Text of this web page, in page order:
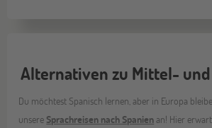
Alternativen zu Mittel-
Du möchtest Spanisch lernen, aber in Europa
unsere Sprachreisen nach Spanienan! Hier